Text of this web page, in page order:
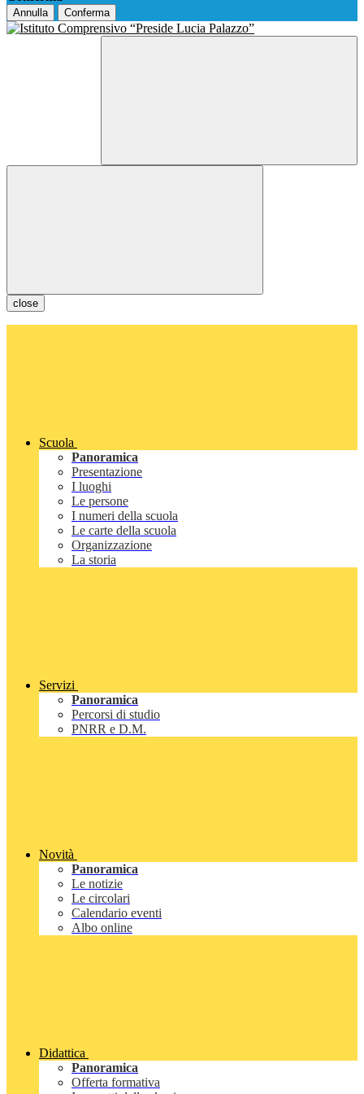
Annulla Conferma
close
Scuola
Panoramica
Presentazione
I luoghi
Le persone
I numeri della scuola
Le carte della scuola
Organizzazione
La storia
Servizi
Panoramica
Percorsi di studio
PNRR e D.M.
Novità
Panoramica
Le notizie
Le circolari
Calendario eventi
Albo online
Didattica
Panoramica
Offerta formativa